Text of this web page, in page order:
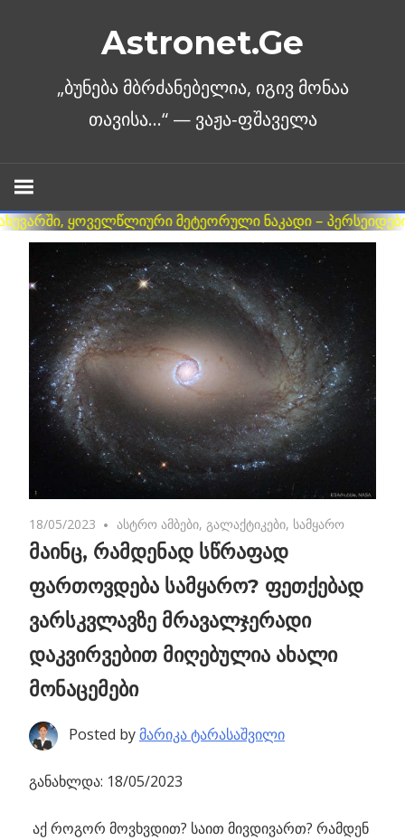
Astronet.Ge
18/05/2023 No comments
ასტრო ამბები,გალაქტიკები, სამყარო
მაინც, რამდენად სწრაფად
ფართოვდება სამყარო? ფეთქებად
ვარსკვლავზე მრავალჯერადი
დაკვირვებით მიღებულია ახალი
მონაცემები
Posted byმარიკა ტარასაშვილი
განახლდა: 18/05/2023
აქ როგორ მოვხვდით? საით მივდივართ? რამდენ